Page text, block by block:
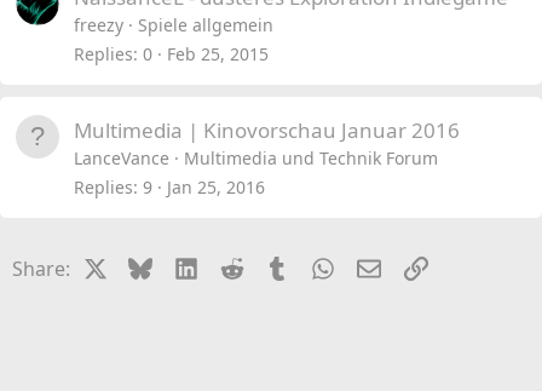
freezy
Spiele allgemein
Replies 0 Feb 25, 2015
Multimedia | Kinovorschau Januar 2016
LanceVance
Multimedia und Technik Forum
Replies 9 Jan 25, 2016
Share: BlueskyLinkedIn
Reddit TumblrWhatsApp
EmailLink